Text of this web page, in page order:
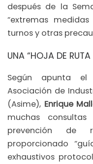
después de la
“extremas
turnos y otras
UNA “HOJA DE RUTA
Según apunta
Asociación de
(Asime), Enrique
muchas
prevención de
proporcionado
exhaustivos